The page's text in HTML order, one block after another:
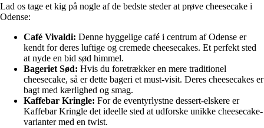
Lad os tage et kig på nogle af de bedste steder at prøve cheesecake i
Odense:
Café Vivaldi: Denne hyggelige café i centrum af Odense er
kendt for deres luftige og cremede cheesecakes. Et perfekt sted
at nyde en bid sød himmel.
Bageriet Sød: Hvis du foretrækker en mere traditionel
cheesecake, så er dette bageri et must-visit. Deres cheesecakes er
bagt med kærlighed og smag.
Kaffebar Kringle: For de eventyrlystne dessert-elskere er
Kaffebar Kringle det ideelle sted at udforske unikke cheesecake-
varianter med en twist.